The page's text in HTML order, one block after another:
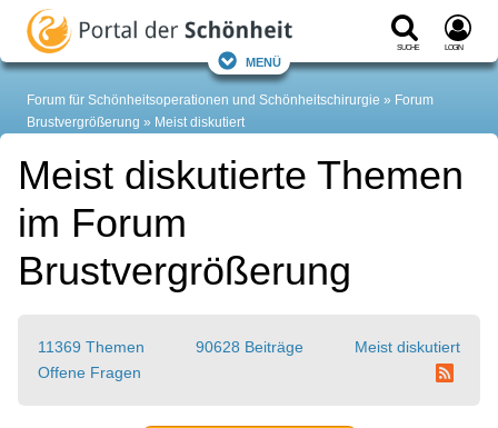
Suche Login
Menü
Forum für Schönheitsoperationen und Schönheitschirurgie
Forum
Brustvergrößerung
Meist diskutiert
Meist diskutierte Themen
im Forum
Brustvergrößerung
11369 Themen 90628 Beiträge
Meist diskutiert
Offene Fragen